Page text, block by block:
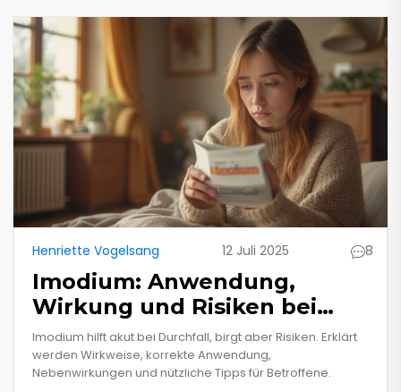
Henriette Vogelsang 12 Juli 2025 8
Imodium: Anwendung,
Wirkung und Risiken bei
Durchfall
Imodium hilft akut bei Durchfall, birgt aber Risiken. Erklärt
werden Wirkweise, korrekte Anwendung,
Nebenwirkungen und nützliche Tipps für Betroffene.